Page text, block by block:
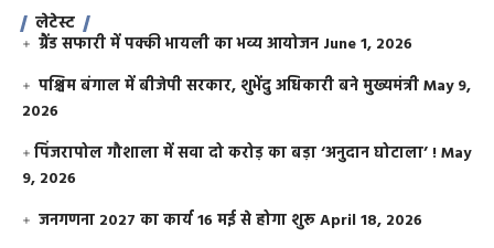
लेटेस्ट
ग्रैंड सफारी में पक्की भायली का भव्य आयोजन June 1, 2026
पश्चिम बंगाल में बीजेपी सरकार, शुभेंदु अधिकारी बने मुख्यमंत्रीMay 9,
2026
​पिंजरापोल गौशाला में सवा दो करोड़ का बड़ा ‘अनुदान घोटाला’ !May
9, 2026
जनगणना 2027 का कार्य 16 मई से होगा शुरूApril 18, 2026